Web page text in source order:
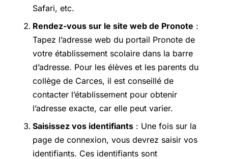
Safari, etc.
Rendez-vous sur le site web de Pronote :
Tapez l’adresse web du portail Pronote de
votre établissement scolaire dans la barre
d’adresse. Pour les élèves et les parents du
collège de Carces, il est conseillé de
contacter l’établissement pour obtenir
l’adresse exacte, car elle peut varier.
Saisissez vos identifiants : Une fois sur la
page de connexion, vous devrez saisir vos
identifiants. Ces identifiants sont